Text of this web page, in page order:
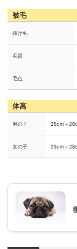
被毛
抜け毛
毛質
毛色
体高
男の子 25cm～
女の子 25cm～